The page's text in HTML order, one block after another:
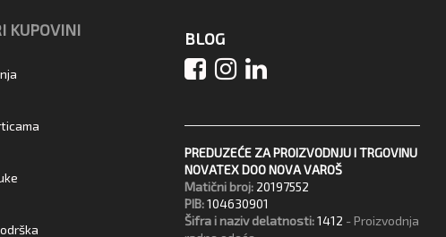
KUPOVINI BLOG
PREDUZEĆE ZA PROIZVODNJU I TRGOVINU
NOVATEX DOO NOVA VAROŠ
Matični broj: 20197552
PIB:104630901
Šifra i naziv delatnosti:1412 - Proizvodnja